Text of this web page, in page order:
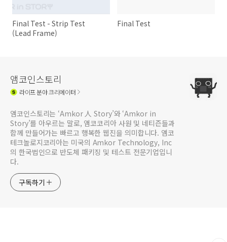
Final Test - Strip Test
(Lead Frame)
Final Test
앰코인스토리
라이프분야 크리에이터
앰코인스토리는 ‘Amkor 人 Story’와 ‘Amkor in
Story’를 아우르는 말로, 앰코코리아 사원 및 네티즌들과
함께 만들어가는 빠르고 행복한 웹진을 의미합니다. 앰코
테크놀로지코리아는 미국의 Amkor Technology, Inc
의 한국법인으로 반도체 패키징 및 테스트 전문기업입니
다.
구독하기